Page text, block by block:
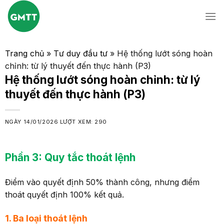
Skip
content
Trang chủ» Tư duy đầu tư» Hệ thống lướt sóng hoàn
chỉnh: từ lý thuyết đến thực hành (P3)
Hệ thống lướt sóng hoàn chỉnh: từ lý
thuyết đến thực hành (P3)
NGÀY 14/01/2026 LƯỢT XEM: 290
Phần 3: Quy tắc thoát lệnh
Điểm vào quyết định 50% thành công, nhưng điểm
thoát quyết định 100% kết quả.
1. Ba loại thoát lệnh